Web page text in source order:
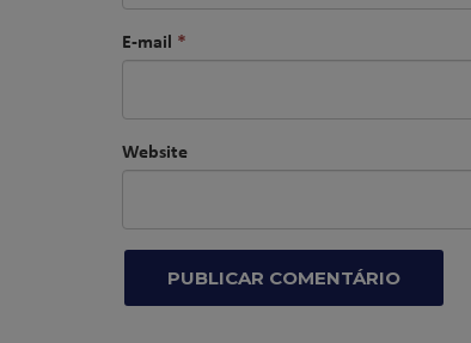
E-mail *
Website